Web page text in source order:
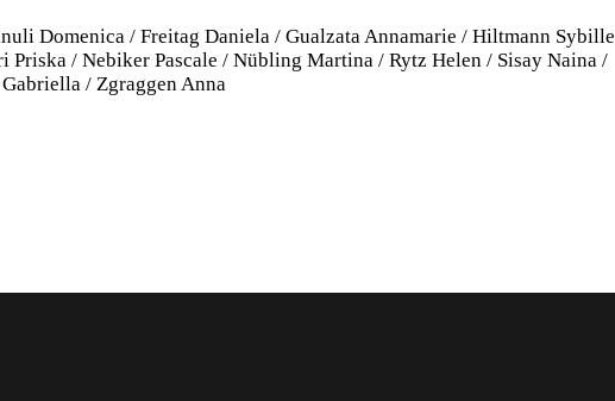
Domenica / Freitag Daniela / Gualzata Annamarie / Hiltmann Sybille
Priska / Nebiker Pascale / Nübling Martina / Rytz Helen / Sisay Naina /
/ Zgraggen Anna